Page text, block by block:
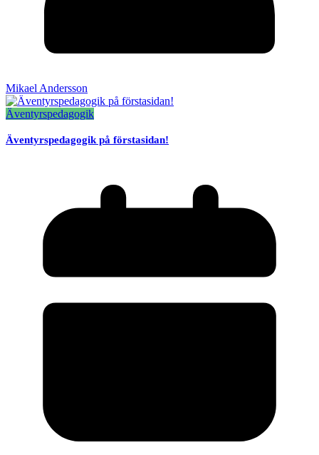
Mikael Andersson
Äventyrspedagogik
Äventyrspedagogik på förstasidan!